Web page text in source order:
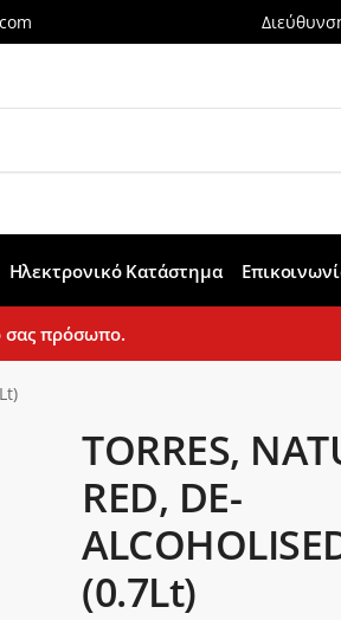
Ηλεκτρονικό Κατάστημα
σας πρόσωπο.
TORRES,
RED, DE-
(0.7Lt)